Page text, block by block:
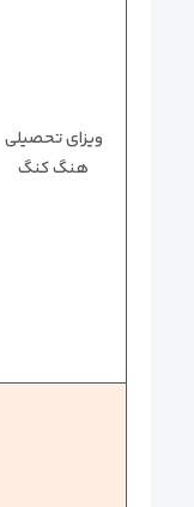
ویزای تحصیلی
هنگ کنگ